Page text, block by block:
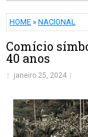
HOME » NACIONAL
Comício
40 anos
janeiro 25, 2024